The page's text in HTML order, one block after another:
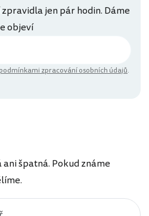
jen pár hodin. Dáme
objeví
podmínkami zpracování osobních údajů.
špatná. Pokud známe